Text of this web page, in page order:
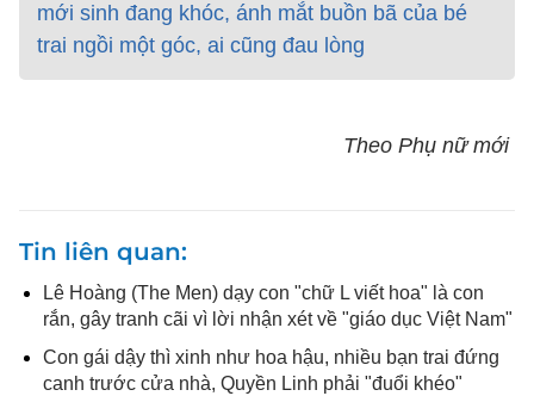
mới sinh đang khóc, ánh mắt buồn bã của bé
trai ngồi một góc, ai cũng đau lòng
Theo Phụ nữ mới
Tin liên quan
Lê Hoàng (The Men) dạy con "chữ L viết hoa" là con
rắn, gây tranh cãi vì lời nhận xét về "giáo dục Việt Nam"
Con gái dậy thì xinh như hoa hậu, nhiều bạn trai đứng
canh trước cửa nhà, Quyền Linh phải "đuổi khéo"